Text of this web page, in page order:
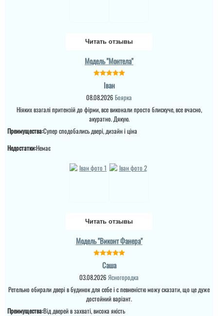
Замовляли троє дверей
в будинок. Двоє глухі і
моделі.
Дякую за таку пораду по
Ну якість просто клас,
дверям лягають на вас,
виробник в
телефонному режимі
підкаже що робити як
Читать отзывы
Модель "Монтела"
Іван
08.08.2026 Боярка
Ніяких взагалі притензій до фірми, все виконали просто блискуче, все вчасно,
акуратно. Дякую.
Преимущества:Супер сподобались двері, дизайн і ціна
Недостатки:Немає
Читать отзывы
Модель "Виконт Фанера"
Саша
03.08.2026 Ясногородка
Ретельно обирали двері в будинок для себе і с певненістю можу сказати, що це дуже
достойний варіант.
Преимущества:Від дверей в захваті, висока якість